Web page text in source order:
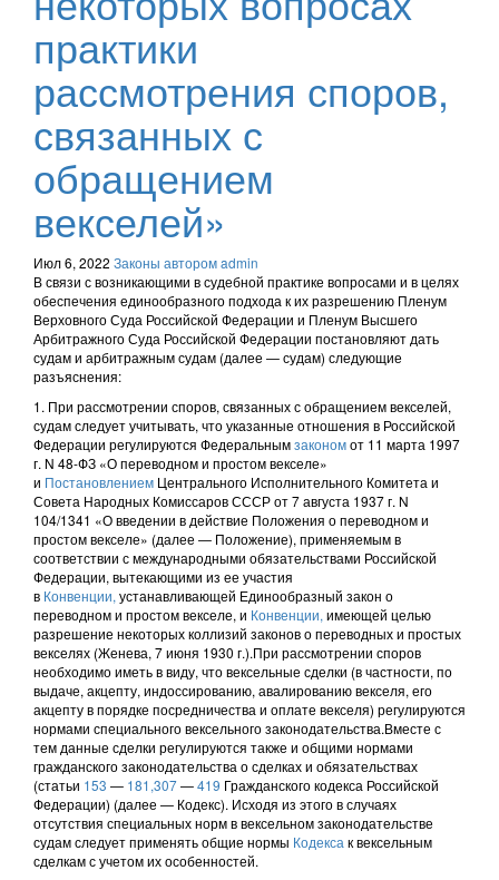
практики
рассмотрения споров,
связанных с
обращением
векселей»
Июл 6, 2022 Законы автором admin
В связи с возникающими в судебной практике вопросами и в целях
обеспечения единообразного подхода к их разрешению Пленум
Верховного Суда Российской Федерации и Пленум Высшего
Арбитражного Суда Российской Федерации постановляют дать
судам и арбитражным судам (далее — судам) следующие
разъяснения:
1. При рассмотрении споров, связанных с обращением векселей,
судам следует учитывать, что указанные отношения в Российской
Федерации регулируются Федеральнымзакономот 11 марта 1997
г. N 48-ФЗ «О переводном и простом векселе»
и Постановлением Центрального Исполнительного Комитета и
Совета Народных Комиссаров СССР от 7 августа 1937 г. N
104/1341 «О введении в действие Положения о переводном и
простом векселе» (далее — Положение), применяемым в
соответствии с международными обязательствами Российской
Федерации, вытекающими из ее участия
в Конвенции, устанавливающей Единообразный закон о
переводном и простом векселе, и Конвенции, имеющей целью
разрешение некоторых коллизий законов о переводных и простых
векселях (Женева, 7 июня 1930 г.).При рассмотрении споров
необходимо иметь в виду, что вексельные сделки (в частности, по
выдаче, акцепту, индоссированию, авалированию векселя, его
акцепту в порядке посредничества и оплате векселя) регулируются
нормами специального вексельного законодательства.Вместе с
тем данные сделки регулируются также и общими нормами
гражданского законодательства о сделках и обязательствах
(статьи 153 — 181,307—419 Гражданского кодекса Российской
Федерации) (далее — Кодекс). Исходя из этого в случаях
отсутствия специальных норм в вексельном законодательстве
судам следует применять общие нормы Кодекса к вексельным
сделкам с учетом их особенностей.